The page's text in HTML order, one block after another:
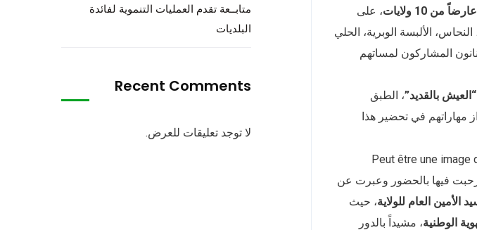
، على
الألبسة الوبرية، الحلي
المشاركون لمساتهم
“العيش بالقديد”، الطبق
مهاراتهم في تحضير هذا
فيها بالحضور وعبرت عن
الأمين العام للولاية، حيث
الوطنية، مشيداً بالدور
متابــعة تقدم العمليات التنموية لفائدة
البلديات
Recent Comments
لا توجد تعليقات للعرض.